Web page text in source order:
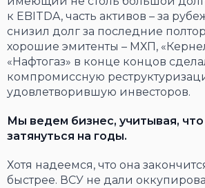
к EBITDA, часть активов – за
снизил долг за последние
хорошие эмитенты – МХП,
«Нафтогаз» в конце концов
компромиссную
удовлетворившую инвесторов.
Мы ведем бизнес, учитывая,
затянуться на годы.
Хотя надеемся, что она
быстрее. ВСУ не дали